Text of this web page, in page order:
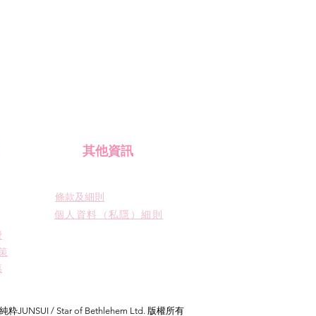
​其他資訊
條款及細則
個人資料（私隱）細則
粋JUNSUI / Star of Bethlehem Ltd. 版權所有